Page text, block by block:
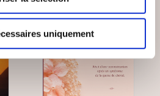
uniquement